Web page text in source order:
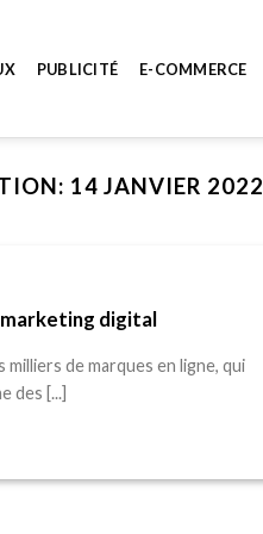
PUBLICITÉ E-COMMERCE
14 JANVIER 2022
digital
milliers de marques en ligne, qui
des [...]